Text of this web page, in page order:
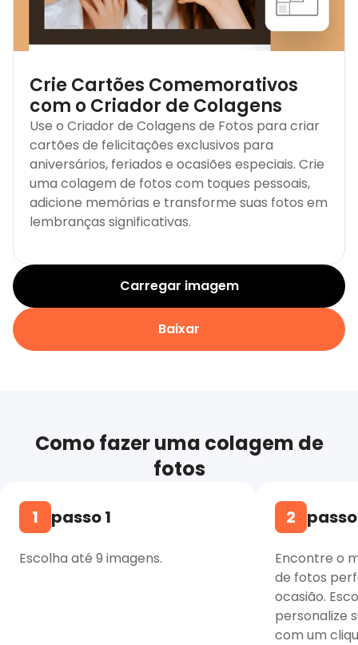
Crie Cartões Comemorativos
com o Criador de Colagens
Use o Criador de Colagens de Fotos para criar
cartões de felicitações exclusivos para
aniversários, feriados e ocasiões especiais. Crie
uma colagem de fotos com toques pessoais,
adicione memórias e transforme suas fotos em
lembranças significativas.
Carregar imagem
Baixar
Como fazer uma colagem de
fotos
1 passo 1
Escolha até 9 imagens.
2
Encontre o
de fotos
ocasião.
personalize
com um